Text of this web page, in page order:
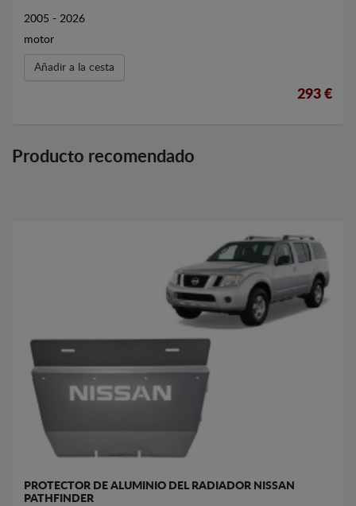
2005 - 2026
motor
Añadir a la cesta
293 €
Producto recomendado
PROTECTOR DE ALUMINIO DEL RADIADOR NISSAN
PATHFINDER